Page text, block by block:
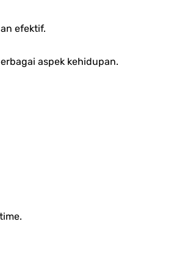
efektif.
aspek kehidupan.